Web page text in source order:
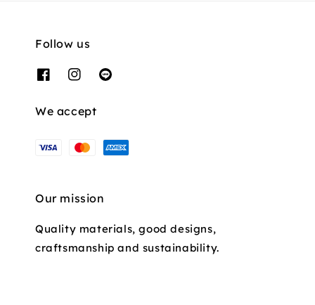
Follow us
We accept
Our mission
Quality materials, good designs,
craftsmanship and sustainability.